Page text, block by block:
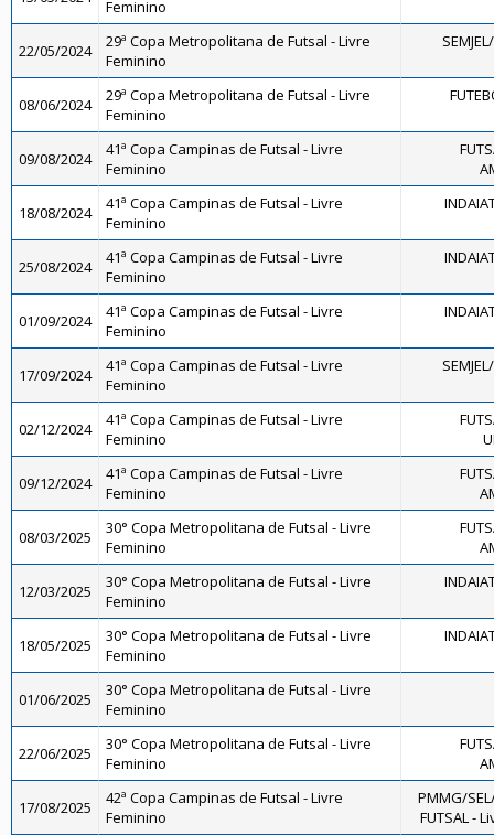
Feminino
22/05/2024
29ª Copa Metropolitana de Futsal - Livre
Feminino
08/06/2024
29ª Copa Metropolitana de Futsal - Livre
Feminino
09/08/2024
41ª Copa Campinas de Futsal - Livre
Feminino
18/08/2024
41ª Copa Campinas de Futsal - Livre
Feminino
25/08/2024
41ª Copa Campinas de Futsal - Livre
Feminino
01/09/2024
41ª Copa Campinas de Futsal - Livre
Feminino
17/09/2024
41ª Copa Campinas de Futsal - Livre
Feminino
02/12/2024
41ª Copa Campinas de Futsal - Livre
Feminino
09/12/2024
41ª Copa Campinas de Futsal - Livre
Feminino
08/03/2025
30° Copa Metropolitana de Futsal - Livre
Feminino
12/03/2025
30° Copa Metropolitana de Futsal - Livre
Feminino
18/05/2025
30° Copa Metropolitana de Futsal - Livre
Feminino
01/06/2025
30° Copa Metropolitana de Futsal - Livre
Feminino
22/06/2025
30° Copa Metropolitana de Futsal - Livre
Feminino
17/08/2025
42ª Copa Campinas de Futsal - Livre
Feminino
PMMG/
FUTSAL -